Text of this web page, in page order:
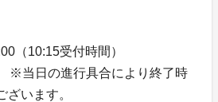
（10:15受付時間）
※当日の進行具合により終了時
ざいます。